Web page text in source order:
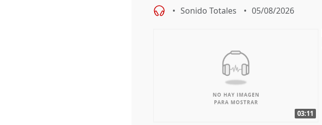
Sonido Totales 05/08/2026
03:11